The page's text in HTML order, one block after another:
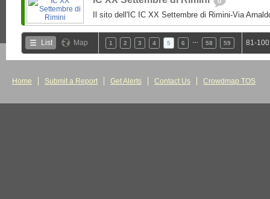
Il sito dell'IC IC XX Settembre di Rimini-Via
List Map 1 2 3 4 5 6 58 59 81-
Home Submit a Report Get Alerts Contact Us Crowdmap TOS